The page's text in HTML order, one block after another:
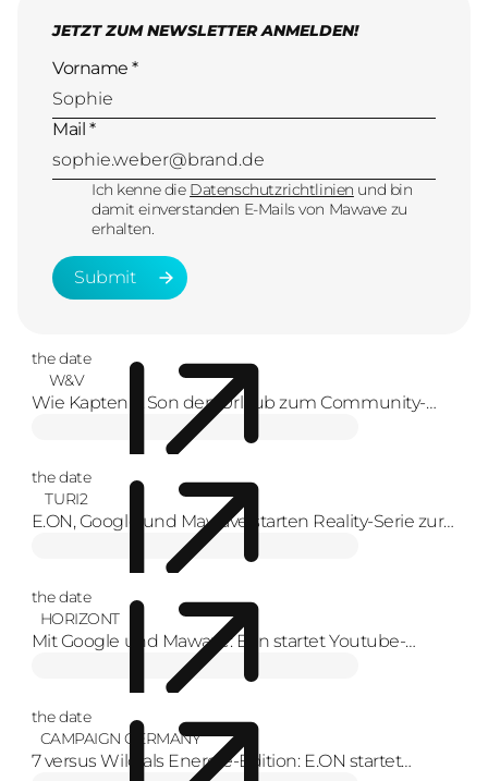
the date
W&V
Wie Kapten & Son den Urlaub zum Community-
the date
TURI2
E.ON, Google und Mawave starten Reality-Serie zur
the date
HORIZONT
Mit Google und Mawave: Eon startet Youtube-
Format zur Energiewende mit Creators
the date
CAMPAIGN GERMANY
7 versus Wild als Energie-Edition: E.ON startet
JETZT ZUM NEWSLETTER ANMELDEN!
Vorname *
Mail *
Ich kenne die Datenschutzrichtlinien und bin
damit einverstanden E-Mails von Mawave zu
erhalten.
Submit